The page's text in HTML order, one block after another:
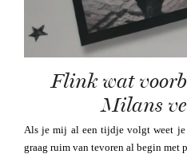
Flink wat
Milans
Als je mij al een tijdje volgt weet
graag ruim van tevoren al begin met